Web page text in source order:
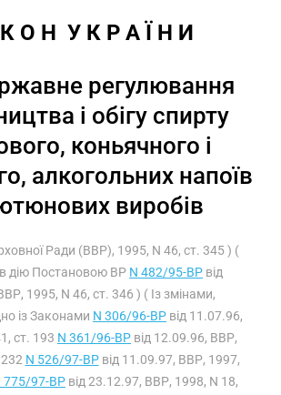
О Н  У К Р А Ї Н И
регулювання
і обігу спирту
коньячного і
алкогольних напоїв
виробів
Ради (ВВР), 1995, N 46, ст. 345 ) (
дію Постановою ВР N 482/95-ВР від
1995, N 46, ст. 346 ) ( Із змінами,
із Законами N 306/96-ВР від 11.07.96,
ст. 193 N 361/96-ВР від 12.09.96, ВВР,
N 526/97-ВРвід 11.09.97, ВВР, 1997,
775/97-ВР від 23.12.97, ВВР, 1998, N 18,